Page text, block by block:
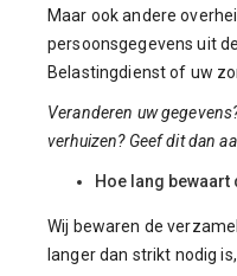
Maar ook andere
persoonsgegevens uit
Belastingdienst of uw
Veranderen uw
verhuizen? Geef dit dan
Hoe lang
Wij bewaren de
langer dan strikt nodig